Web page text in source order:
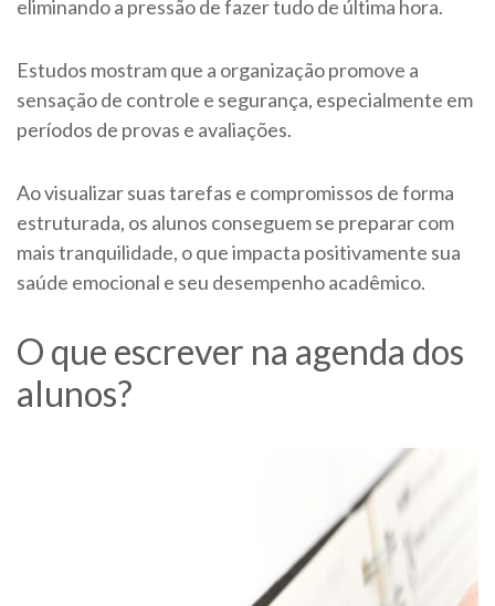
eliminando a pressão de fazer tudo de última hora.
Estudos mostram que a organização promove a
sensação de controle e segurança, especialmente em
períodos de provas e avaliações.
Ao visualizar suas tarefas e compromissos de forma
estruturada, os alunos conseguem se preparar com
mais tranquilidade, o que impacta positivamente sua
saúde emocional e seu desempenho acadêmico.
O que escrever na agenda dos
alunos?